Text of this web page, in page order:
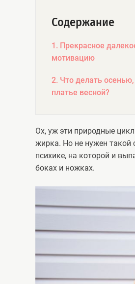
Содержание
1. Прекрасное
мотивацию
2. Что делать
платье весной?
Ох, уж эти природные
жирка. Но не нужен такой
психике, на которой и
боках и ножках.